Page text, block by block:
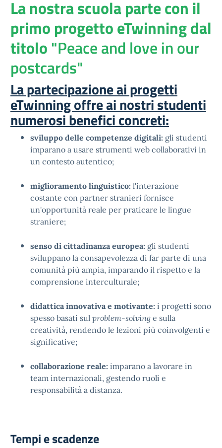
La nostra scuola parte con il
primo progetto eTwinning dal
titolo "Peace and love in our
postcards"
La partecipazione ai progetti
eTwinning offre ai nostri studenti
numerosi benefici concreti:
sviluppo delle competenze digitali: gli studenti
imparano a usare strumenti web collaborativi in
un contesto autentico;
miglioramento linguistico: l'interazione
costante con partner stranieri fornisce
un'opportunità reale per praticare le lingue
straniere;
senso di cittadinanza europea: gli studenti
sviluppano la consapevolezza di far parte di una
comunità più ampia, imparando il rispetto e la
comprensione interculturale;
didattica innovativa e motivante: i progetti sono
spesso basati sul problem-solving e sulla
creatività, rendendo le lezioni più coinvolgenti e
significative;
collaborazione reale: imparano a lavorare in
team internazionali, gestendo ruoli e
responsabilità a distanza.
Tempi e scadenze